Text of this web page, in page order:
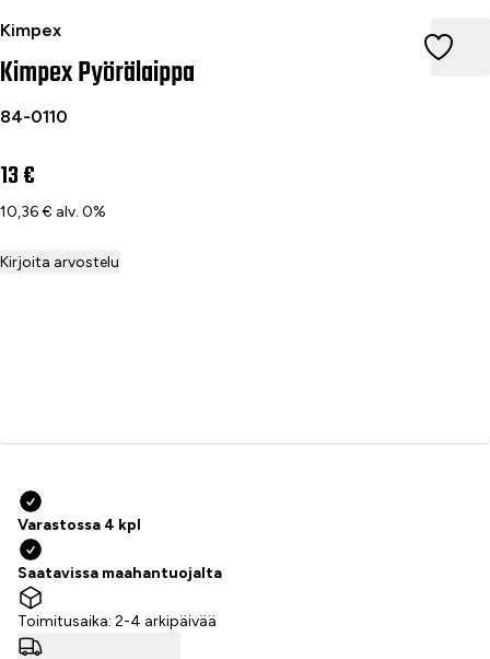
Kimpex
Kimpex Pyörälaippa
Kimpex Pyörälaippa
84-0110
13 €
10,36 € alv. 0%
Kirjoita arvostelu
Varastossa 4 kpl
Saatavissa maahantuojalta
Toimitusaika: 2-4 arkipäivää